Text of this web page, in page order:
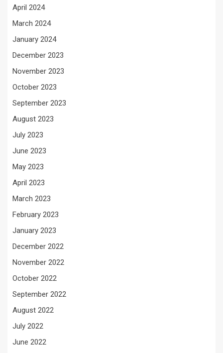
April 2024
March 2024
January 2024
December 2023
November 2023
October 2023
September 2023
August 2023
July 2023
June 2023
May 2023
April 2023
March 2023
February 2023
January 2023
December 2022
November 2022
October 2022
September 2022
August 2022
July 2022
June 2022